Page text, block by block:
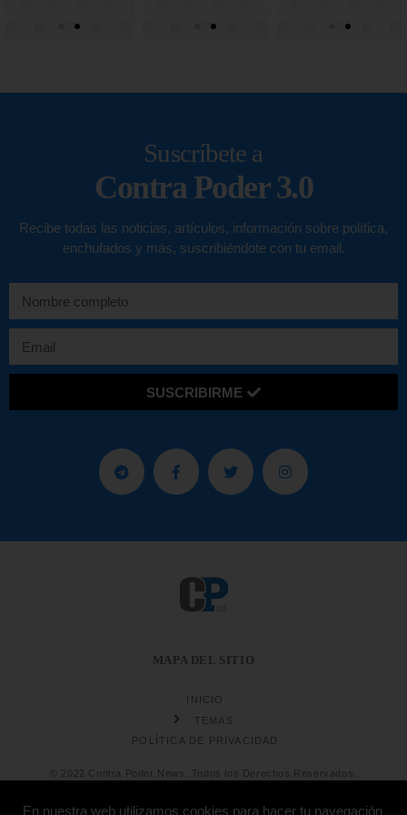
Suscríbete a
Contra Poder 3.0
Recibe todas las noticias, artículos, información sobre política,
enchufados y más, suscribiéndote con tu email.
SUSCRIBIRME
MAPA DEL SITIO
INICIO
TEMAS
POLÍTICA DE PRIVACIDAD
© 2022 Contra Poder News. Todos los Derechos Reservados.
En nuestra web utilizamos cookies para hacer tu navegación